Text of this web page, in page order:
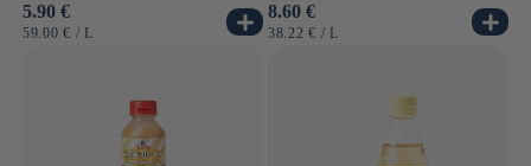
Precio
habitual
5.90 €
PRECIO
59.00 € / POR
L
Precio
habitual
8.60 €
PRECIO
38.22 € / POR
L